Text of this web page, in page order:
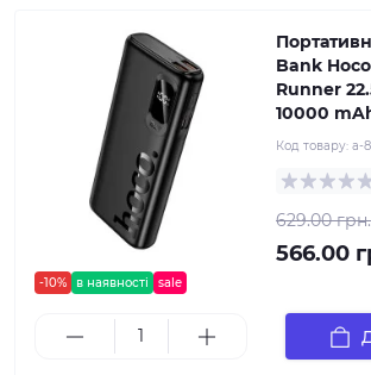
-10% в наявності sale
Bank
Runner
10000
Код товару: a-
629.00 грн.
566.00